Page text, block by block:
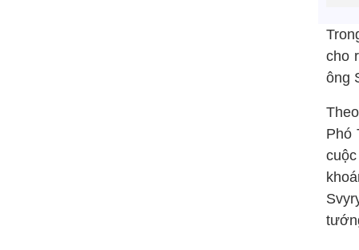
cho
ông
Phó